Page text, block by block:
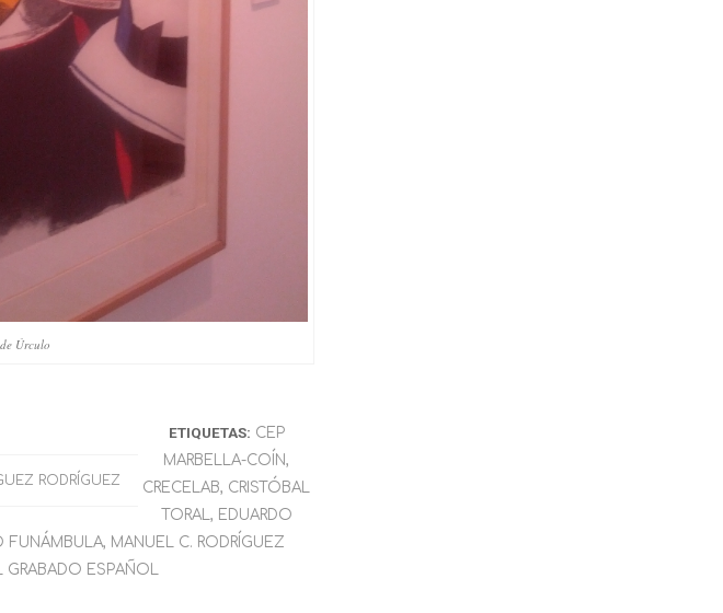
Úrculo
RODRÍGUEZ
ETIQUETAS: CEP
MARBELLA-COÍN,
CRECELAB, CRISTÓBAL
TORAL, EDUARDO
FUNÁMBULA, MANUEL C. RODRÍGUEZ
GRABADO ESPAÑOL